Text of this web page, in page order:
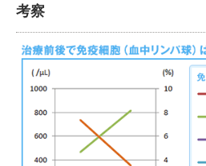
考察